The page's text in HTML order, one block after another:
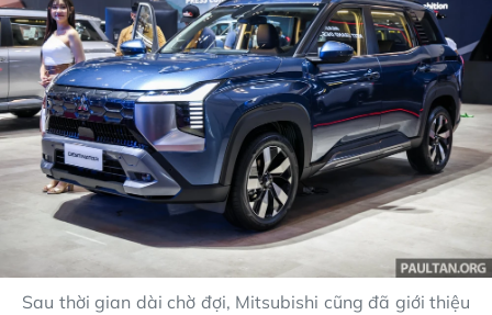
Sau thời gian dài chờ đợi, Mitsubishi cũng đã giới thiệu